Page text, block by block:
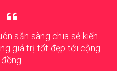
sẵn sàng chia sẻ kiến
giá trị tốt đẹp tới cộng
đồng.